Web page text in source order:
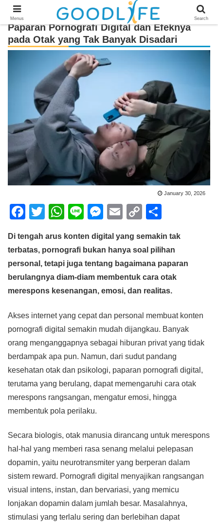
Paparan Pornografi Digital dan Efeknya
pada Otak yang Tak Banyak Disadari
January 30, 2026
F
c
e
b
o
k
T
tt
er
W
at
s
A
p
Li
e
M
ss
e
n
g
E
ail
C
p
y
Li
n
ar
e
Di tengah arus konten digital yang semakin tak
terbatas, pornografi bukan hanya soal pilihan
personal, tetapi juga tentang bagaimana paparan
berulangnya diam-diam membentuk cara otak
merespons kesenangan, emosi, dan realitas.
Akses internet yang cepat dan personal membuat konten
pornografi digital semakin mudah dijangkau. Banyak
orang menganggapnya sebagai hiburan privat yang tidak
berdampak apa pun. Namun, dari sudut pandang
kesehatan otak dan psikologi, paparan pornografi digital,
terutama yang berulang, dapat memengaruhi cara otak
merespons rangsangan, mengatur emosi, hingga
membentuk pola perilaku.
Secara biologis, otak manusia dirancang untuk merespons
hal-hal yang memberi rasa senang melalui pelepasan
dopamin, yaitu neurotransmiter yang berperan dalam
sistem reward. Pornografi digital menyajikan rangsangan
visual intens, instan, dan bervariasi, yang memicu
lonjakan dopamin dalam jumlah besar. Masalahnya,
stimulasi yang terlalu sering dan berlebihan dapat
Menus Search